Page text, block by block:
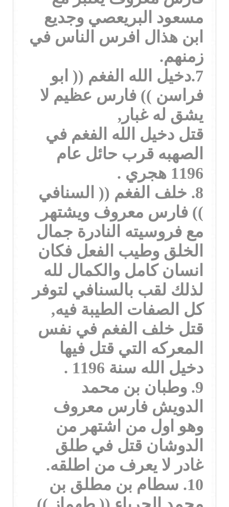
مسعود البريعصي وجديع
ابن هذال افرس الناس في
زمنهم.
7.دخيل الله الفغم (( ابو
فراسن )) فارس عظيم لا
يشق له غبار,
قتل دخيل الله الفغم في
الصهبه قرب حائل عام
1196 هجري .
8. خلف الفغم (( السنافي
)) فارس معروف ويشتهر
مع فروسيته النادرة جمال
الخلق وطيب الفعل فكان
انسان كامل والكمال لله
لذلك لقب بالسنافي لتوفر
كل الصفات الطيبة فيه,
قتل خلف الفغم في نفس
المعركه التي قتل فيها
دخيل الله سنة 1196 .
9. وطبان بن محمد
الدويش فارس معروف
وهو اول من اشتهر من
الدوشان قتل في طلق
غادر لا يعرف من اطلقه.
10. سطام بن مطلق بن